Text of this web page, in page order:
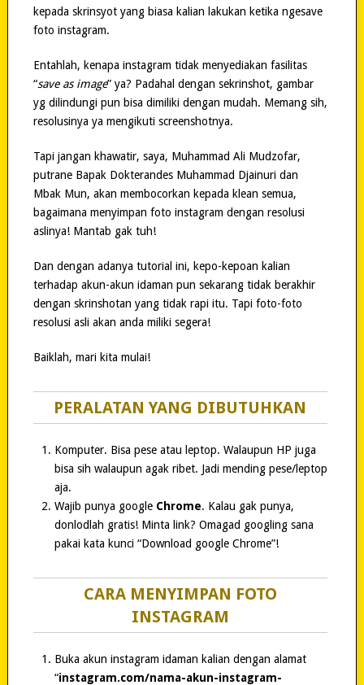
kepada skrinsyot yang biasa kalian lakukan ketika ngesave
foto instagram.
Entahlah, kenapa instagram tidak menyediakan fasilitas
“save as image” ya? Padahal dengan sekrinshot, gambar
yg dilindungi pun bisa dimiliki dengan mudah. Memang sih,
resolusinya ya mengikuti screenshotnya.
Tapi jangan khawatir, saya, Muhammad Ali Mudzofar,
putrane Bapak Dokterandes Muhammad Djainuri dan
Mbak Mun, akan membocorkan kepada klean semua,
bagaimana menyimpan foto instagram dengan resolusi
aslinya! Mantab gak tuh!
Dan dengan adanya tutorial ini, kepo-kepoan kalian
terhadap akun-akun idaman pun sekarang tidak berakhir
dengan skrinshotan yang tidak rapi itu. Tapi foto-foto
resolusi asli akan anda miliki segera!
Baiklah, mari kita mulai!
PERALATAN YANG DIBUTUHKAN
Komputer. Bisa pese atau leptop. Walaupun HP juga
bisa sih walaupun agak ribet. Jadi mending pese/leptop
aja.
Wajib punya google Chrome. Kalau gak punya,
donlodlah gratis! Minta link? Omagad googling sana
pakai kata kunci “Download google Chrome”!
CARA MENYIMPAN FOTO
INSTAGRAM
Buka akun instagram idaman kalian dengan alamat
“instagram.com/nama-akun-instagram-